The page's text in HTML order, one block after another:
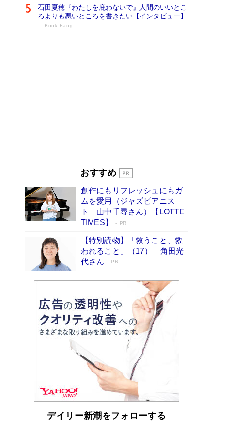
石田夏穂『わたしを庇わないで』人間のいいとこ
ろよりも悪いところを書きたい【インタビュー】
Book Bang
開発への関心を押し上げた18年の物語に幕 特装
Book Bang
「不意に涙が出そうに…」高嶋政伸が明かし
た“13歳の娘を暴行する役”への葛藤 インティマ
シーコーディネーターに支えられたNHK『大奥』
おすすめ
創作にもリフレッシュにもガ
ムを愛用（ジャズピアニス
ト 山中千尋さん）【LOTTE
TIMES】
PR
【特別読物】「救うこと、救
われること」（17） 角田光
代さん
PR
デイリー新潮をフォローする